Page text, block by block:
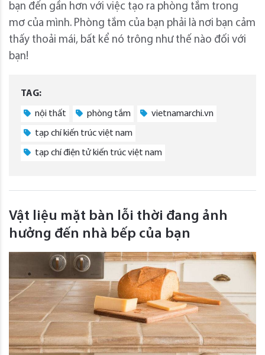
bạn đến gần hơn với việc tạo ra phòng tắm trong
mơ của mình. Phòng tắm của bạn phải là nơi bạn cảm
thấy thoải mái, bất kể nó trông như thế nào đối với
bạn!
TAG:
nội thất phòng tắm vietnamarchi.vn
tạp chí kiến trúc việt nam
tạp chí điện tử kiến trúc việt nam
Vật liệu mặt bàn lỗi thời đang ảnh
hưởng đến nhà bếp của bạn